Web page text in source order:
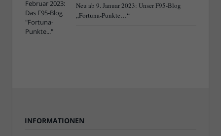
Neu ab 9. Januar 2023: Unser F95-Blog
„Fortuna-Punkte…“
INFORMATIONEN